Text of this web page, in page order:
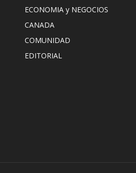
ECONOMIA y NEGOCIOS
CANADA
COMUNIDAD
EDITORIAL